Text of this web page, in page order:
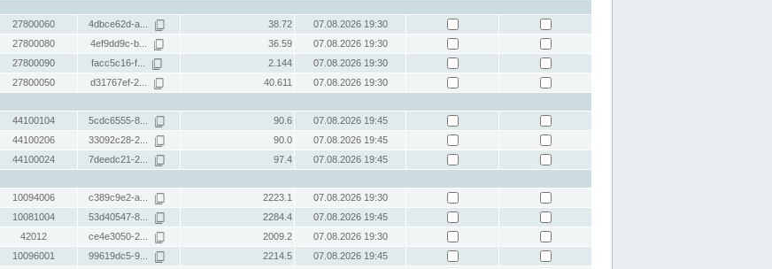
27800060 4dbce62d-a... 38.72
07.08.2026 19:30
27800080 4ef9dd9c-b... 36.59
07.08.2026 19:30
27800090 facc5c16-f... 2.144
07.08.2026 19:30
27800050 d31767ef-2... 40.611
07.08.2026 19:30
44100104 5cdc6555-8... 90.6
07.08.2026 19:45
44100206 33092c28-2... 90.0
07.08.2026 19:45
44100024 7deedc21-2... 97.4
07.08.2026 19:45
10094006 c389c9e2-a... 2223.1
07.08.2026 19:30
10081004 53d40547-8... 2284.4
07.08.2026 19:45
42012 ce4e3050-2... 2009.2
07.08.2026 19:30
10096001 99619dc5-9... 2214.5
07.08.2026 19:45